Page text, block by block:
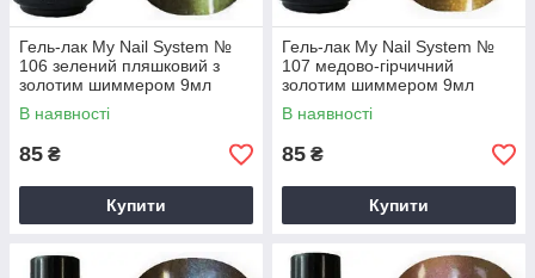
Гель-лак My Nail System №
106 зелений пляшковий з
золотим шиммером 9мл
В наявності
85 ₴
Купити
Гель-лак My Nail System №
107 медово-гірчичний
золотим шиммером 9мл
В наявності
85 ₴
Купити